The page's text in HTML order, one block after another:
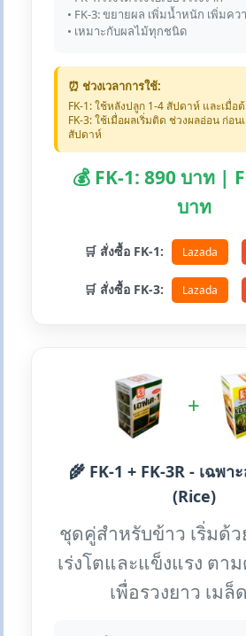
• FK-3: ขยายผล เพิ่มน้ำหนัก เพิ่มค
• เหมาะกับผลไม้ทุกชนิด
⏰ ช่วงเวลาการใช้:
FK-1: ใช้หลังปลูก 1-4 สัปดาห์ และเมื่
FK-3: ใช้เมื่อผลเริ่มติด ช่วงผลอ่อน ก่อน
สัปดาห์
💰 FK-1: 890 บาท |
บาท
🛒 สั่งซื้อ FK-1: Lazada
🛒 สั่งซื้อ FK-3: Lazada
+
🌾 FK-1 + FK-3R - เฉพา
(Rice)
ชุดคู่สำหรับข้าว เริ่มด้ว
เร่งโตและแข็งแรง ตา
เพื่อรวงยาว เมล็